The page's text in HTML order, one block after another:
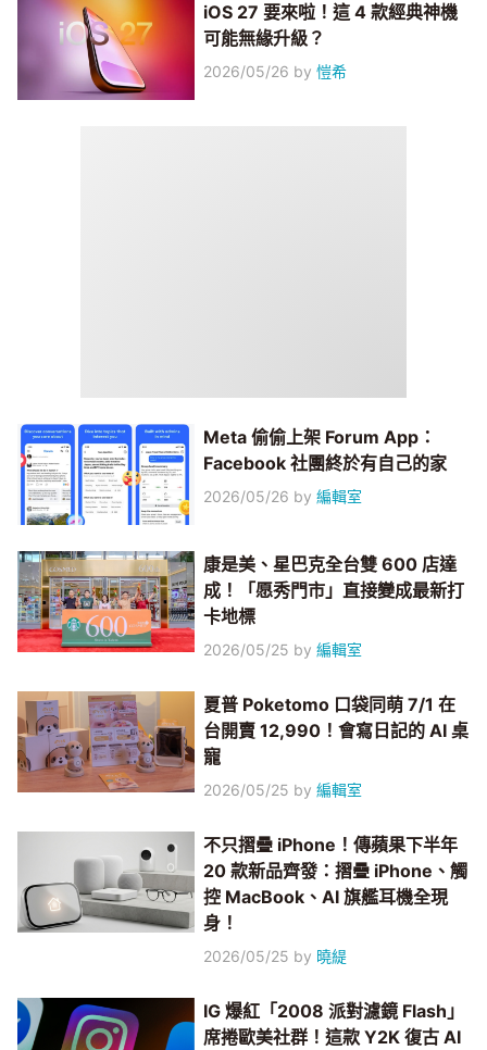
iOS 27 要來啦！這 4 款經典神機
可能無緣升級？
2026/05/26 by愷希
Meta 偷偷上架 Forum App：
Facebook 社團終於有自己的家
2026/05/26 by編輯室
康是美、星巴克全台雙 600 店達
成！「愿秀門市」直接變成最新打
卡地標
2026/05/25 by編輯室
夏普 Poketomo 口袋同萌 7/1 在
台開賣 12,990！會寫日記的 AI 桌
寵
2026/05/25 by編輯室
不只摺疊 iPhone！傳蘋果下半年
20 款新品齊發：摺疊 iPhone、觸
控 MacBook、AI 旗艦耳機全現
身！
2026/05/25 by 曉緹
IG 爆紅「2008 派對濾鏡 Flash」
席捲歐美社群！這款 Y2K 復古 AI